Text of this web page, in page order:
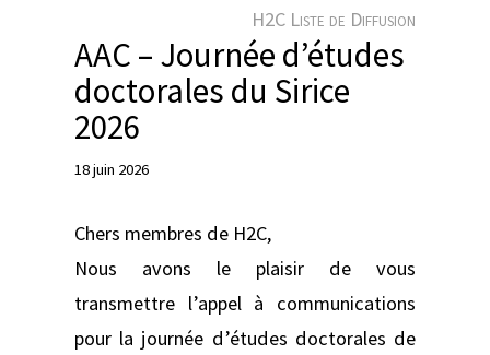
r
H2C Liste de Diffusion
AAC – Journée d’études
doctorales du Sirice
2026
18 juin 2026
Chers membres de H2C,
Nous avons le plaisir de vous
transmettre l’appel à communications
pour la journée d’études doctorales de